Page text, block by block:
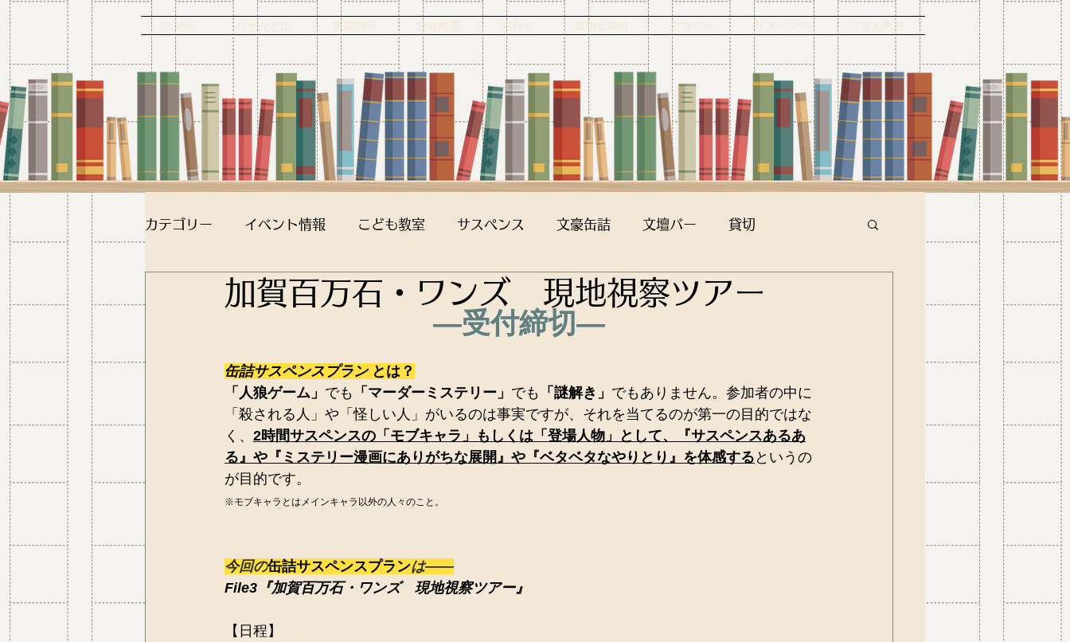
HOME 八十介とは 事業内容 会社概要 問合せ 鳳明出版社 文壇バー サスペンス こども教室
カテゴリー イベント情報 こども教室 サスペンス 文豪缶詰 文壇バー 貸切
加賀百万石・ワンズ 現地視察ツアー
―受付締切―
缶詰サスペンスプラン とは？
「人狼ゲーム」 でも 「マーダーミステリー」 でも 「謎解き」 でもありません。参加者の中に
「殺される人」や「怪しい人」がいるのは事実ですが、それを当てるのが第一の目的ではな
く、 2時間サスペンスの「モブキャラ」もしくは「登場人物」として、『サスペンスあるあ
る』や『ミステリー漫画にありがちな展開』や『ベタベタなやりとり』を体感する というの
が目的です。
※モブキャラとはメインキャラ以外の人々のこと。
今回の缶詰サスペンスプランは――
File3『加賀百万石・ワンズ　現地視察ツアー』
【日程】